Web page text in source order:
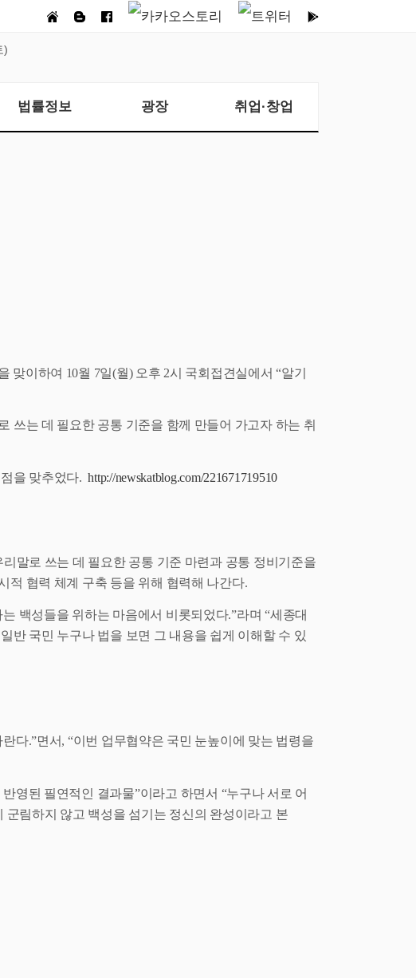
)
법률정보 광장 취업·창업
맞이하여 10월 7일(월) 오후 2시 국회접견실에서“알기
쓰는 데 필요한 공통 기준을 함께 만들어 가고자 하는 취
을 맞추었다.http://newskatblog.com/221671719510
말로 쓰는 데 필요한 공통 기준 마련과 공통 정비기준을
적 협력 체계 구축 등을 위해 협력해 나간다.
백성들을 위하는 마음에서 비롯되었다.”라며“세종대
반 국민 누구나 법을 보면 그 내용을 쉽게 이해할 수 있
란다.”면서, “이번 업무협약은 국민 눈높이에 맞는 법령을
영된 필연적인 결과물”이라고 하면서 “누구나 서로 어
림하지 않고 백성을 섬기는 정신의 완성이라고 본